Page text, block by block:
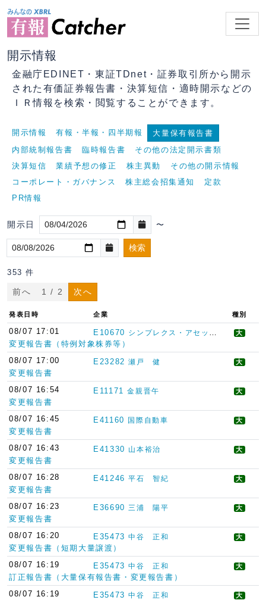
開示情報
金融庁EDINET・東証TDnet・証券取引所から開示
された有価証券報告書・決算短信・適時開示などの
ＩＲ情報を検索・閲覧することができます。
開示情報 有報・半報・四半期報
大量保有報告書
内部統制報告書
臨時報告書
その他の法定開示書類
決算短信
業績予想の修正 株主異動
その他の開示情報
コーポレート・ガバナンス
株主総会招集通知
定款
PR情報
開示日 〜
検索
353 件
前へ 1 / 2 次へ
発表日時 企業 種別
08/07 17:01 E10670 シンプレクス・アセット・マネジメント 大
変更報告書（特例対象株券等）
08/07 17:00
E23282 瀬戸 健 大
変更報告書
08/07 16:54
E11171 金親晋午 大
変更報告書
08/07 16:45
E41160 国際自動車 大
変更報告書
08/07 16:43
E41330 山本裕治 大
変更報告書
08/07 16:28
E41246 平石 智紀 大
変更報告書
08/07 16:23
E36690 三浦 陽平 大
変更報告書
08/07 16:20
E35473 中谷 正和 大
変更報告書（短期大量譲渡）
08/07 16:19
E35473 中谷 正和 大
訂正報告書（大量保有報告書・変更報告書）
08/07 16:19
E35473 中谷 正和 大